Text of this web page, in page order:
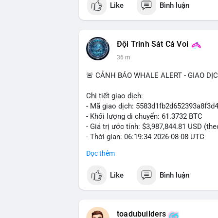
#vlikevn #titanbot
Like Bình luận
Đội Trinh Sát Cá Voi
36 m
🚨 CẢNH BÁO WHALE ALERT - GIAO
Chi tiết giao dịch:
- Mã giao dịch:
- Khối lượng di chuyển: 61.3732 BTC
- Giá trị ước tính: $3,987,844.81 USD
- Thời gian: 06:19:34 2026-08-08 UTC
Nhận định phân tích hành vi của Cá voi
một tổ chức lớn hoặc cá voi đang tái
động thái này có thể là hành động
thuộc sàn, đây là tín hiệu tích lũy dài
Đọc thêm
Like Bình luận
toadubuilders